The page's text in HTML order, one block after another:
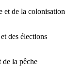
et de la colonisation
des élections
de la pêche